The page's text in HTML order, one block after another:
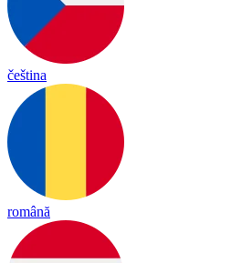
čeština
română